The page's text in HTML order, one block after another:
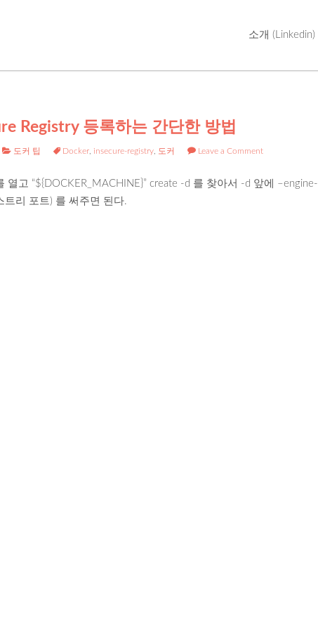
소개 (Linkedin)
Registry 등록하는 간단한 방법
도커 팁 Docker insecure-registry 도커 Leave a Comment
열고 “${DOCKER_MACHINE}” create -d 를 찾아서 -d 앞에 –engine-
트리 포트) 를 써주면 된다.